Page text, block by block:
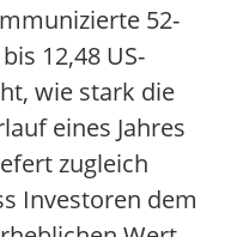
52-
12,48 US-
wie stark die
eines Jahres
zugleich
Investoren dem